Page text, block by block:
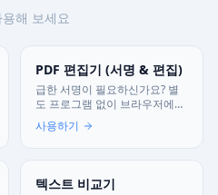
해 보세요
PDF 편집기 (서명 & 편집)
급한 서명이 필요하신가요? 별
도 프로그램 없이 브라우저에서
바로 서명하고 편집하세요. 문서
는 서버에 저장되지 않습니다.
사용하기
텍스트 비교기